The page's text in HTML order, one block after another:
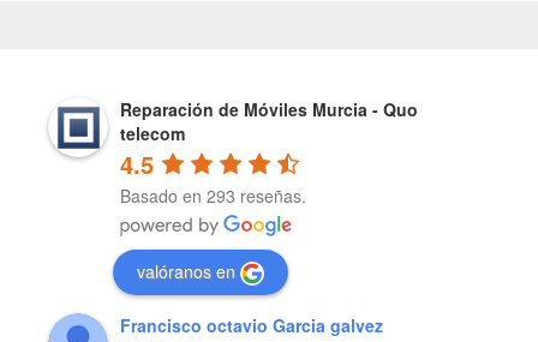
Reparación de Móviles Murcia - Quo
telecom
4.5
Basado en 293 reseñas.
valóranos en
Francisco octavio Garcia galvez